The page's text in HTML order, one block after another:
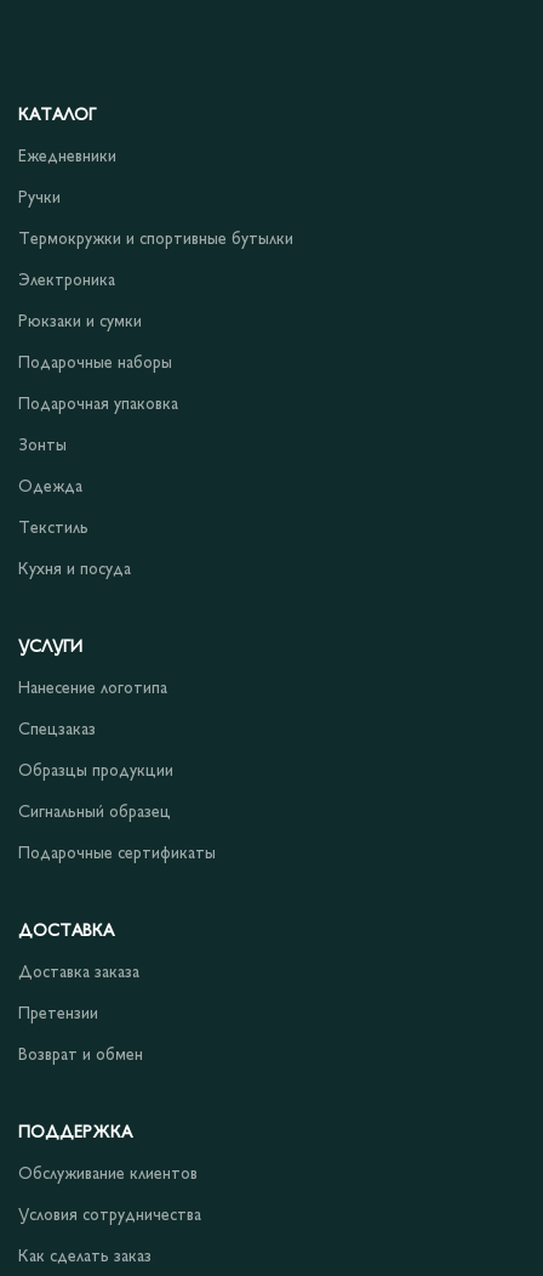
КАТАЛОГ
Ежедневники
Ручки
Термокружки и спортивные бутылки
Электроника
Рюкзаки и сумки
Подарочные наборы
Подарочная упаковка
Зонты
Одежда
Текстиль
Кухня и посуда
УСЛУГИ
Нанесение логотипа
Спецзаказ
Образцы продукции
Сигнальный образец
Подарочные сертификаты
ДОСТАВКА
Доставка заказа
Претензии
Возврат и обмен
ПОДДЕРЖКА
Обслуживание клиентов
Условия сотрудничества
Как сделать заказ